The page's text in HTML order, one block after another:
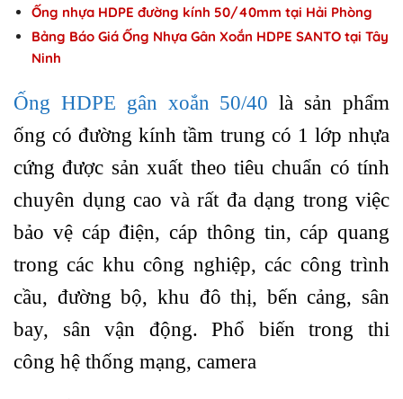
Ống nhựa HDPE đường kính 50/40mm tại Hải Phòng
Bảng Báo Giá Ống Nhựa Gân Xoắn HDPE SANTO tại Tây
Ninh
Ống HDPE gân xoắn 50/40 là sản phẩm
ống có đường kính tầm trung có 1 lớp nhựa
cứng được sản xuất theo tiêu chuẩn có tính
chuyên dụng cao và rất đa dạng trong việc
bảo vệ cáp điện, cáp thông tin, cáp quang
trong các khu công nghiệp, các công trình
cầu, đường bộ, khu đô thị, bến cảng, sân
bay, sân vận động. Phổ biến trong thi
công hệ thống mạng, camera